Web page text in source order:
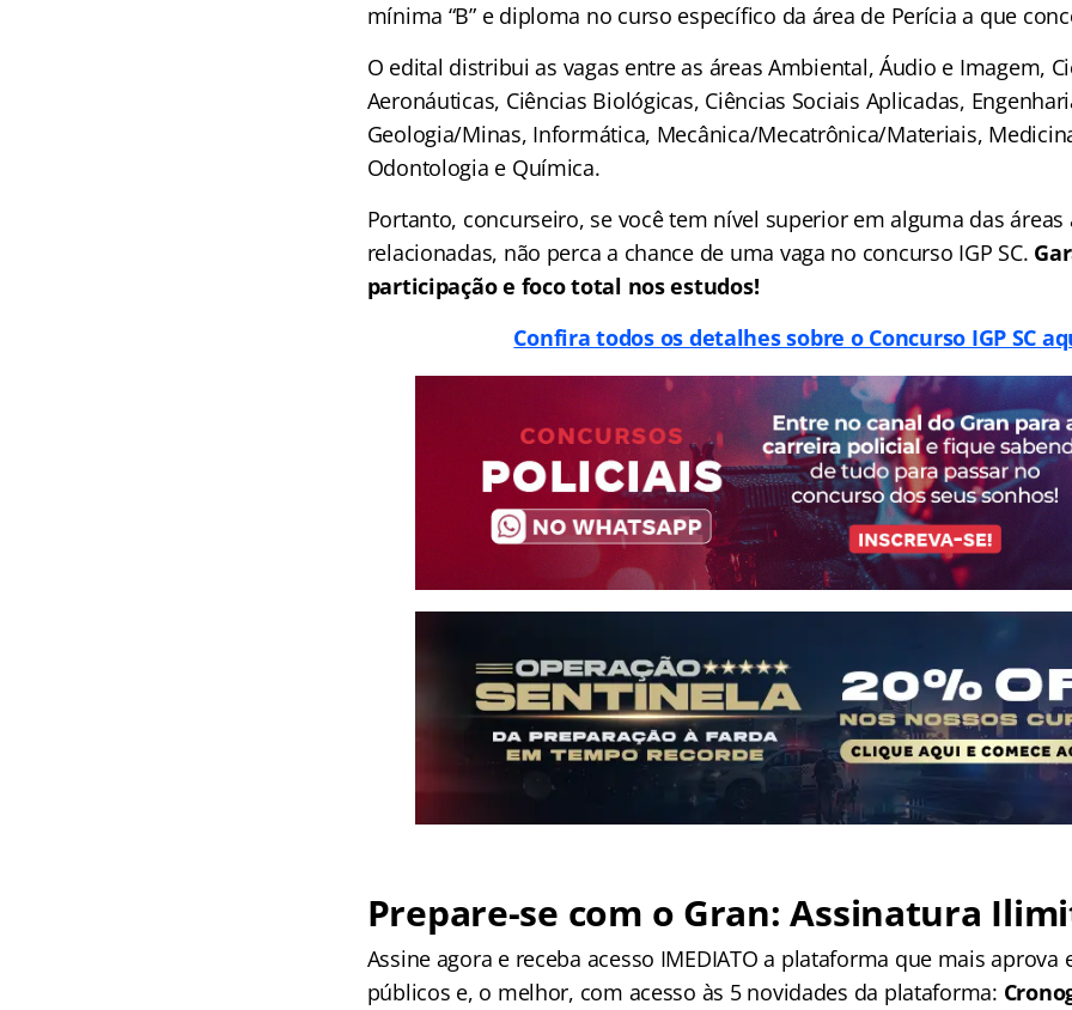
mínima “B” e diploma no curso específico da área de Perícia a que
O edital distribui as vagas entre as áreas Ambiental, Áudio e Imagem,
Aeronáuticas, Ciências Biológicas, Ciências Sociais Aplicadas,
Geologia/Minas, Informática, Mecânica/Mecatrônica/Materiais,
Odontologia e Química.
Portanto, concurseiro, se você tem nível superior em alguma das áreas
relacionadas, não perca a chance de uma vaga no concurso IGP SC.
participação e foco total nos estudos!
Confira todos os detalhes sobre o Concurso IGP SC
Prepare-se com o Gran: Assinatura
Assine agora e receba acesso IMEDIATO a plataforma que mais aprova
públicos e, o melhor, com acesso às 5 novidades da plataforma: